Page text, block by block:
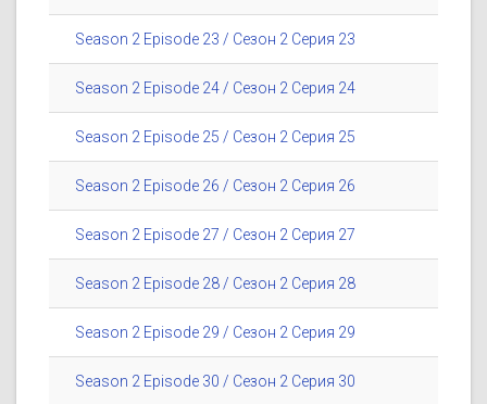
Season 2 Episode 23 / Сезон 2 Серия 23
Season 2 Episode 24 / Сезон 2 Серия 24
Season 2 Episode 25 / Сезон 2 Серия 25
Season 2 Episode 26 / Сезон 2 Серия 26
Season 2 Episode 27 / Сезон 2 Серия 27
Season 2 Episode 28 / Сезон 2 Серия 28
Season 2 Episode 29 / Сезон 2 Серия 29
Season 2 Episode 30 / Сезон 2 Серия 30